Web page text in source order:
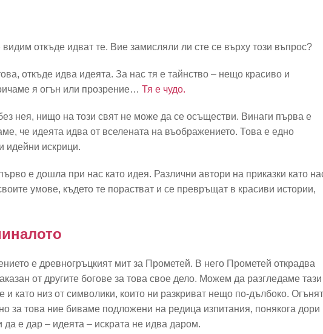
откъде идват те. Вие замисляли ли сте се върху този въпрос?
откъде идва идеята. За нас тя е тайнство – нещо красиво и
я огън или прозрение… Тя е чудо.
нея, нищо на този свят не може да се осъществи. Винаги първа е
че идеята идва от вселената на въображението. Това е едно
идейни искрици.
е дошла при нас като идея. Различни автори на приказки като
умове, където те порастват и се превръщат в красиви истории,
е древногръцкият мит за Прометей. В него Прометей открадва
от другите богове за това свое дело. Можем да разгледаме тази
и като низ от символики, които ни разкриват нещо по-дълбоко. Огънят
за това ние биваме подложени на редица изпитания, понякога дори
е дар – идеята – искрата не идва даром.